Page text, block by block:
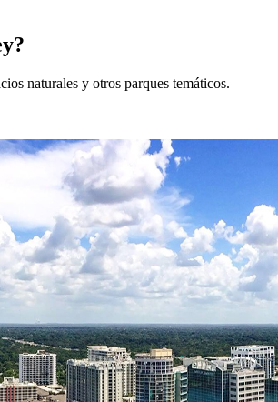
naturales y otros parques temáticos.